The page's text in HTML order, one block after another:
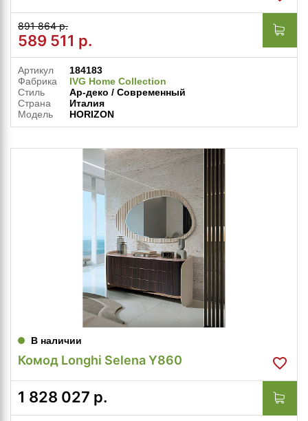
891 864 р.
589 511 р.
Артикул
184183
Фабрика
IVG Home Collection
Стиль
Ар-деко / Современный
Страна
Италия
Модель
HORIZON
В наличии
Комод Longhi Selena Y860
1 828 027 р.